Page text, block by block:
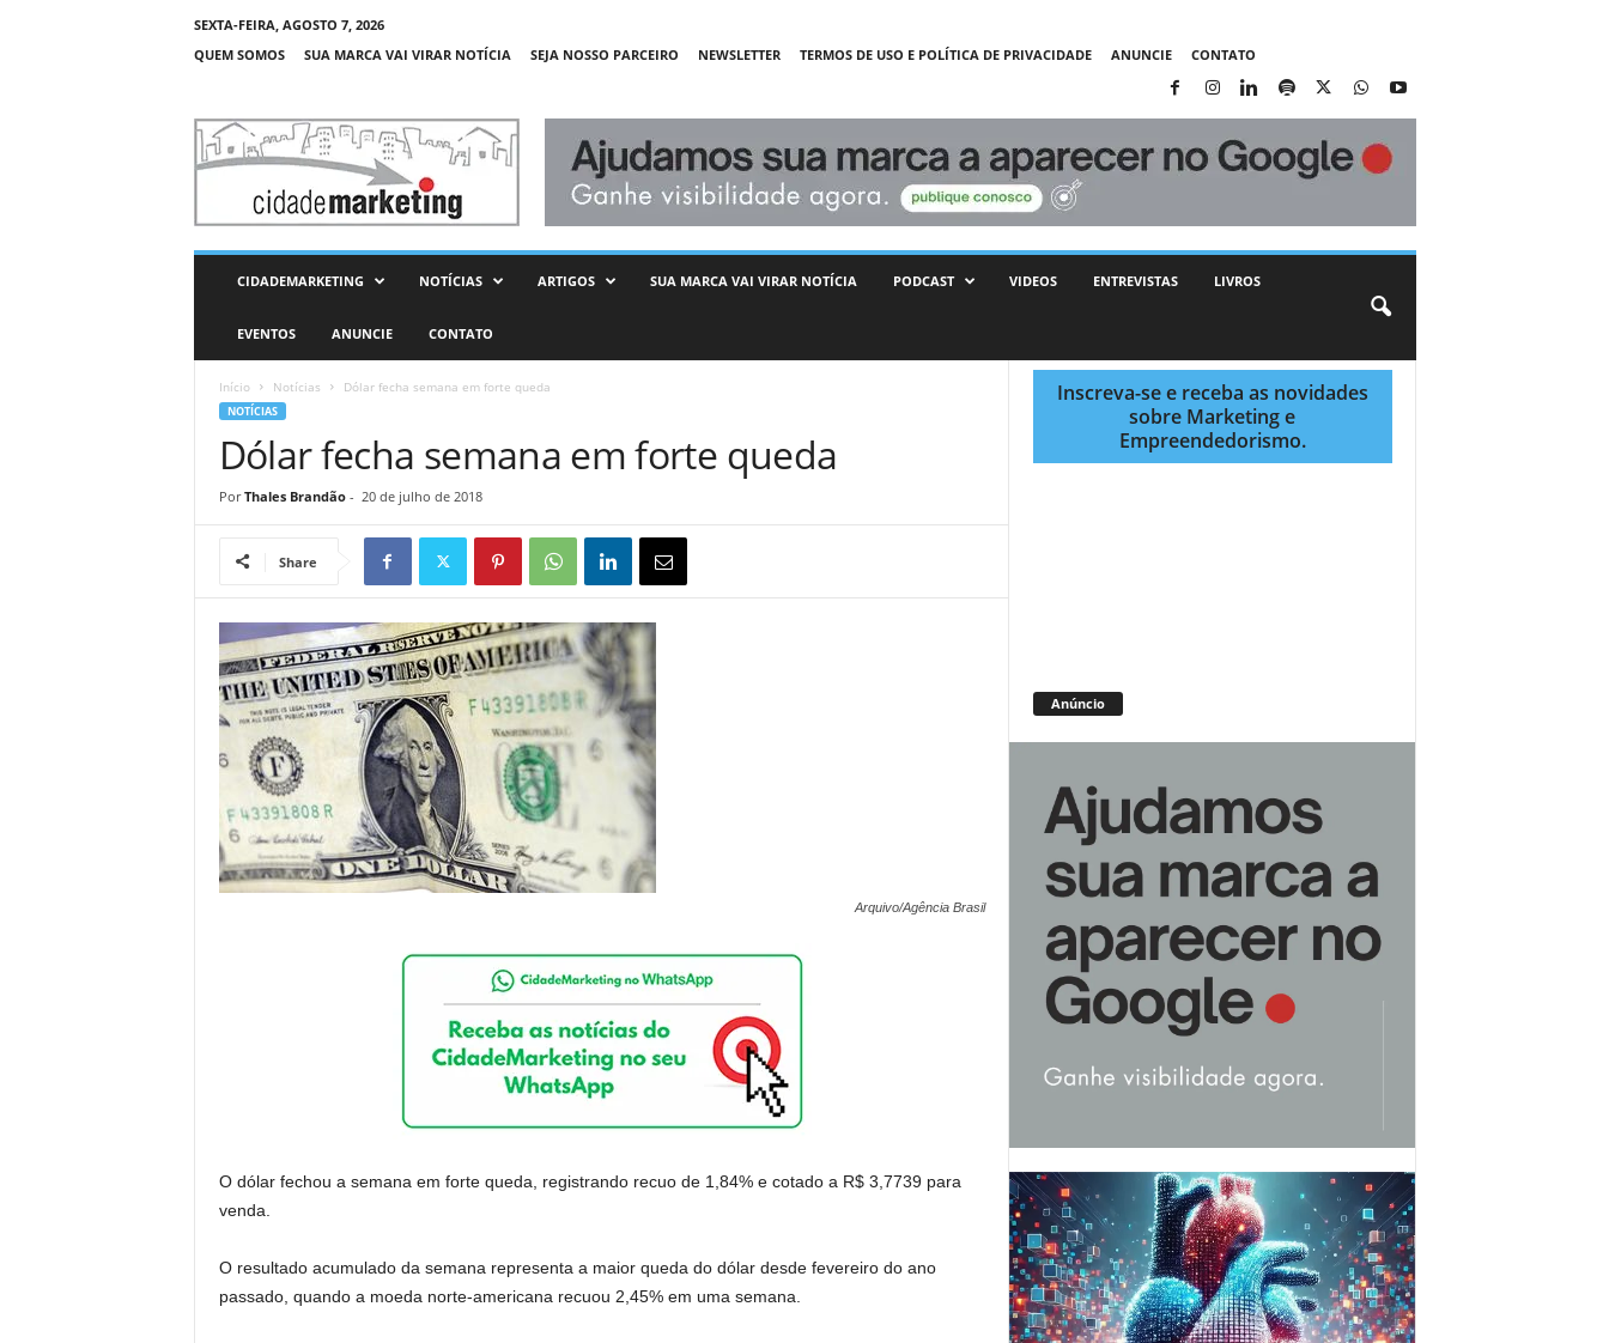
SEXTA-FEIRA, AGOSTO 7, 2026
QUEM SOMOS
SUA MARCA VAI VIRAR NOTÍCIA SEJA NOSSO PARCEIRO NEWSLETTER TERMOS DE USO E POLÍTICA DE PRIVACIDADE ANUNCIE CONTATO
C
d
CIDADEMARKETING NOTÍCIAS ARTIGOS SUA MARCA VAI VIRAR NOTÍCIA PODCAST VIDEOS ENTREVISTAS LIVROS
EVENTOS ANUNCIE CONTATO
Início Notícias Dólar fecha semana em forte queda
NOTÍCIAS
Dólar fecha semana em forte queda
Por Thales Brandão- 20 de julho de 2018
Share
Arquivo/Agência Brasil
O dólar fechou a semana em forte queda, registrando recuo de 1,84% e cotado a R$ 3,7739 para
venda.
O resultado acumulado da semana representa a maior queda do dólar desde fevereiro do ano
passado, quando a moeda norte-americana recuou 2,45% em uma semana.
Inscreva-se e receba as novidades
sobre Marketing e
Empreendedorismo.
Anúncio